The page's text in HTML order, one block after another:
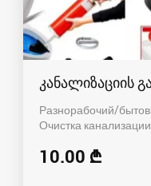
კანალიზაციის
Разнорабочий/
Очистка канализации
10.00 ₾